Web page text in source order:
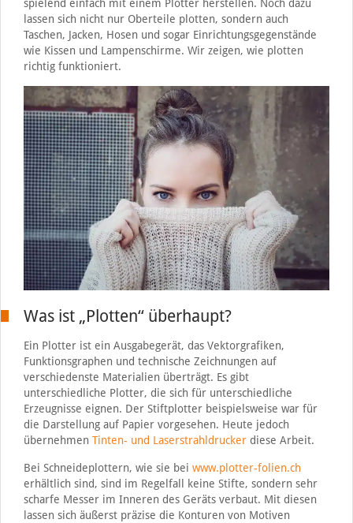
spielend einfach mit einem Plotter herstellen. Noch dazu
lassen sich nicht nur Oberteile plotten, sondern auch
Taschen, Jacken, Hosen und sogar Einrichtungsgegenstände
wie Kissen und Lampenschirme. Wir zeigen, wie plotten
richtig funktioniert.
Was ist „Plotten“ überhaupt?
Ein Plotter ist ein Ausgabegerät, das Vektorgrafiken,
Funktionsgraphen und technische Zeichnungen auf
verschiedenste Materialien überträgt. Es gibt
unterschiedliche Plotter, die sich für unterschiedliche
Erzeugnisse eignen. Der Stiftplotter beispielsweise war für
die Darstellung auf Papier vorgesehen. Heute jedoch
übernehmen Tinten- und Laserstrahldruckerdiese Arbeit.
Bei Schneideplottern, wie sie bei www.plotter-folien.ch
erhältlich sind, sind im Regelfall keine Stifte, sondern sehr
scharfe Messer im Inneren des Geräts verbaut. Mit diesen
lassen sich äußerst präzise die Konturen von Motiven